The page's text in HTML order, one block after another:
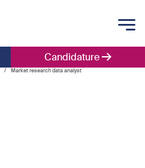
Candidature
Market research data analyst